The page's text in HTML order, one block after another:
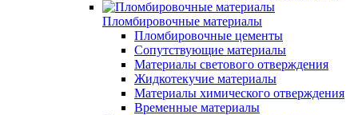
Пломбировочные материалы
Пломбировочные цементы
Сопутствующие материалы
Материалы светового отверждения
Жидкотекучие материалы
Материалы химического отверждения
Временные материалы